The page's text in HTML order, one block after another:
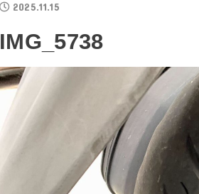
2025.11.15
IMG_5738